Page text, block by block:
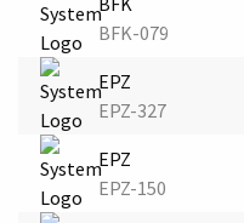
BFK-079
EPZ
EPZ-327
EPZ
EPZ-150